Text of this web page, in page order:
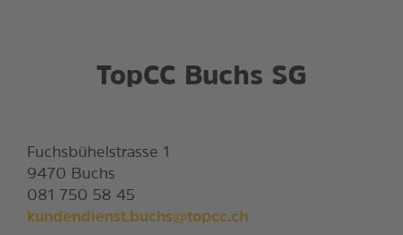
TopCC Buchs SG
Fuchsbühelstrasse 1
9470 Buchs
081 750 58 45
kundendienst.buchs@topcc.ch